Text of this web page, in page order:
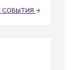
СОБЫТИЯ